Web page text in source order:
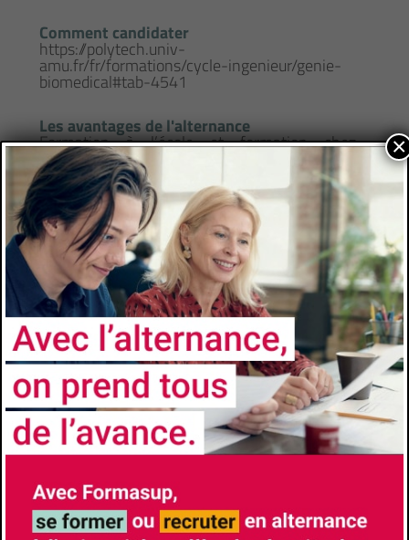
Comment candidater
https://polytech.univ-
amu.fr/fr/formations/cycle-ingenieur/genie-
biomedical#tab-4541
Les avantages de l'alternance
Formation à l’école et formation chez
l’employeur- Insertion professionnelle accrue
à l’issue du diplôme- Diplôme Universitaires
reconnus et visés par l’État
CONTACTS
Université
Aix-Marseille Université
Faculté/Institut/Ecole
Polytech Marseille
×